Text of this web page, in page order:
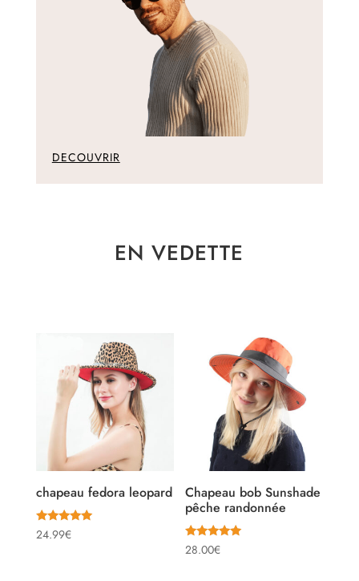
DECOUVRIR
EN VEDETTE
chapeau fedora leopard
Note
5.00
24.99€
Chapeau bob Sunshade
pêche randonnée
Note
5.00
28.00€